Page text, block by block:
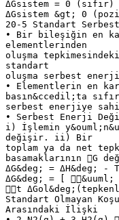
ΔGsistem = 0
ΔGsistem &gt; 0
20-5 Standart
• Bir bileşiğin en
elementlerinden
oluşma
standart
oluşma serbest
• Elementlerin en
basın&ccedil;ta sıfır
serbest enerjiye
• Serbest Enerji
i) İşlemin
değişir. ii) Bir
toplam ya da net
basamaklarının G
ΔG&deg; = ΔH&deg; -
ΔG&deg; = [
t
Standart Olmayan
Arasındaki İlişki